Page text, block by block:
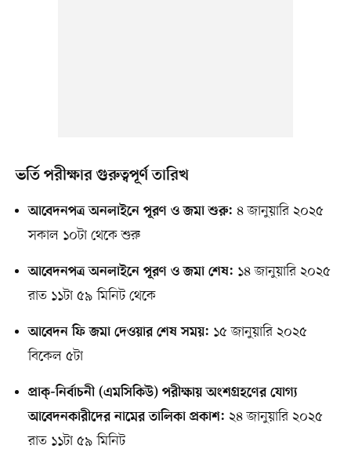
ভর্তি পরীক্ষার গুরুত্বপূর্ণ তারিখ
আবেদনপত্র অনলাইনে পূরণ ও জমা শুরু: ৪ জানুয়ারি ২০২৫
সকাল ১০টা থেকে শুরু
আবেদনপত্র অনলাইনে পূরণ ও জমা শেষ: ১৪ জানুয়ারি ২০২৫
রাত ১১টা ৫৯ মিনিট থেকে
আবেদন ফি জমা দেওয়ার শেষ সময়: ১৫ জানুয়ারি ২০২৫
বিকেল ৫টা
প্রাক্‌-নির্বাচনী (এমসিকিউ) পরীক্ষায় অংশগ্রহণের যোগ্য
আবেদনকারীদের নামের তালিকা প্রকাশ: ২৪ জানুয়ারি ২০২৫
রাত ১১টা ৫৯ মিনিট